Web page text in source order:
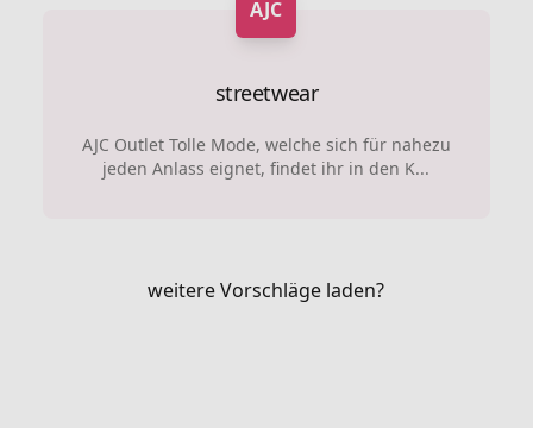
AJC
streetwear
AJC Outlet Tolle Mode, welche sich für nahezu
jeden Anlass eignet, findet ihr in den K...
weitere Vorschläge laden?